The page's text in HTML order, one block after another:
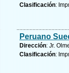
Clasificación:
Peruano
Dirección: Jr.
Clasificación: